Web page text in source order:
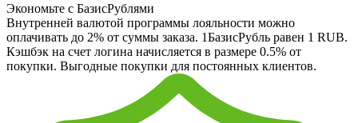
Экономьте с БазисРублями
Внутренней валютой программы лояльности можно
оплачивать до 2% от суммы заказа. 1БазисРубль равен 1 RUB.
Кэшбэк на счет логина начисляется в размере 0.5% от
покупки. Выгодные покупки для постоянных клиентов.